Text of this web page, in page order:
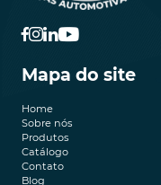
Mapa do site
Home
Sobre nós
Produtos
Catálogo
Contato
Blog